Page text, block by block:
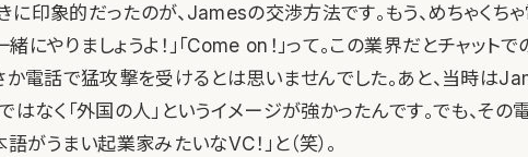
きに印象的だったのが、Jamesの交渉方法です。もう、めちゃくち
緒にやりましょうよ！」「Come on！」って。この業界だとチャットで
か電話で猛攻撃を受けるとは思いませんでした。あと、当時は
なく「外国の人」というイメージが強かったんです。でも、その
がうまい起業家みたいなVC！」と（笑）。